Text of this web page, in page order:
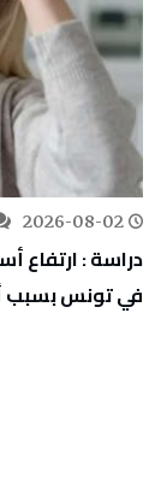
2026-08-02
دراسة : ارتفاع
في تونس بسبب